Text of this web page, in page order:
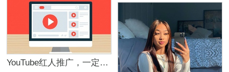
YouTube红人推广，一定要做哪些事？